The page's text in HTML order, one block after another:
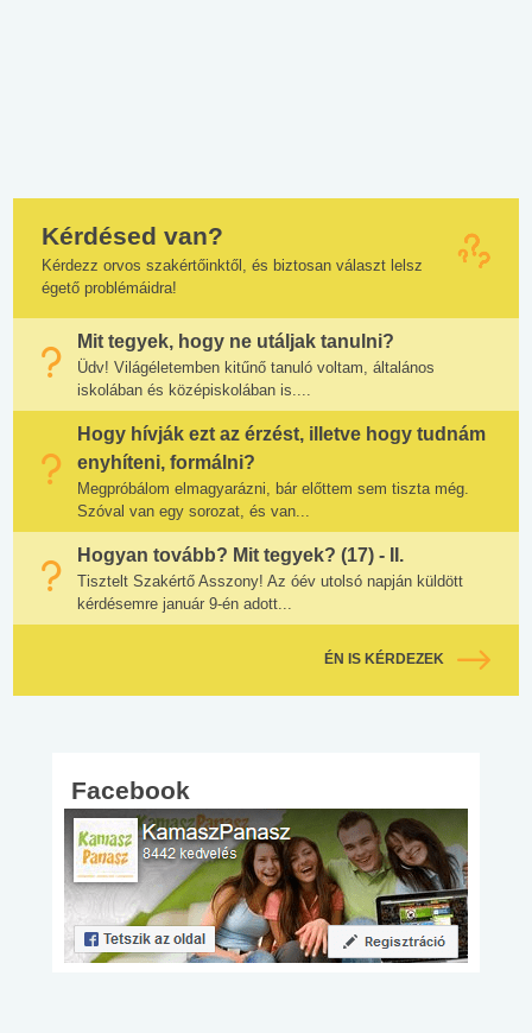
Kérdésed van?
Kérdezz orvos szakértőinktől, és biztosan választ lelsz
égető problémáidra!
Mit tegyek, hogy ne utáljak tanulni?
Üdv! Világéletemben kitűnő tanuló voltam, általános
iskolában és középiskolában is....
Hogy hívják ezt az érzést, illetve hogy tudnám
enyhíteni, formálni?
Megpróbálom elmagyarázni, bár előttem sem tiszta még.
Szóval van egy sorozat, és van...
Hogyan tovább? Mit tegyek? (17) - II.
Tisztelt Szakértő Asszony! Az óév utolsó napján küldött
kérdésemre január 9-én adott...
ÉN IS KÉRDEZEK
Facebook